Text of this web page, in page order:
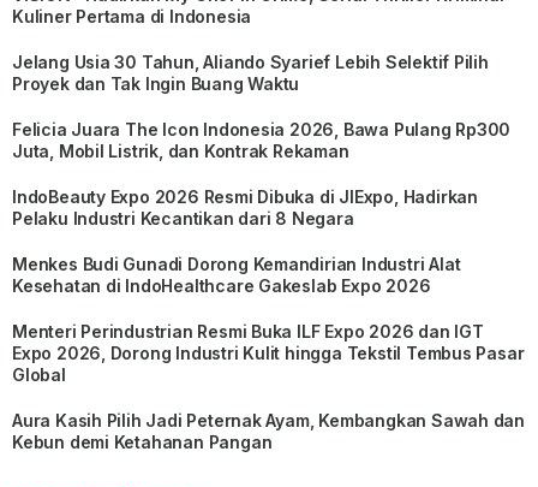
Kuliner Pertama di Indonesia
Jelang Usia 30 Tahun, Aliando Syarief Lebih Selektif Pilih
Proyek dan Tak Ingin Buang Waktu
Felicia Juara The Icon Indonesia 2026, Bawa Pulang Rp300
Juta, Mobil Listrik, dan Kontrak Rekaman
IndoBeauty Expo 2026 Resmi Dibuka di JIExpo, Hadirkan
Pelaku Industri Kecantikan dari 8 Negara
Menkes Budi Gunadi Dorong Kemandirian Industri Alat
Kesehatan di IndoHealthcare Gakeslab Expo 2026
Menteri Perindustrian Resmi Buka ILF Expo 2026 dan IGT
Expo 2026, Dorong Industri Kulit hingga Tekstil Tembus Pasar
Global
Aura Kasih Pilih Jadi Peternak Ayam, Kembangkan Sawah dan
Kebun demi Ketahanan Pangan